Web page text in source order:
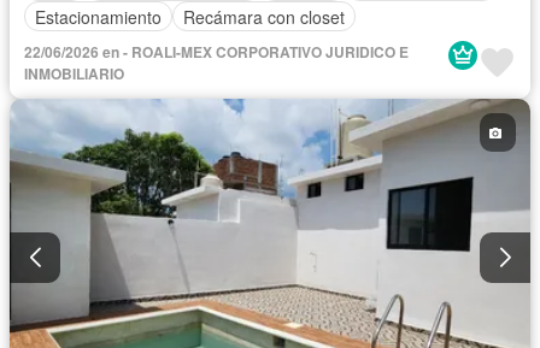
Estacionamiento
Recámara con closet
22/06/2026 en - ROALI-MEX CORPORATIVO JURIDICO E
INMOBILIARIO